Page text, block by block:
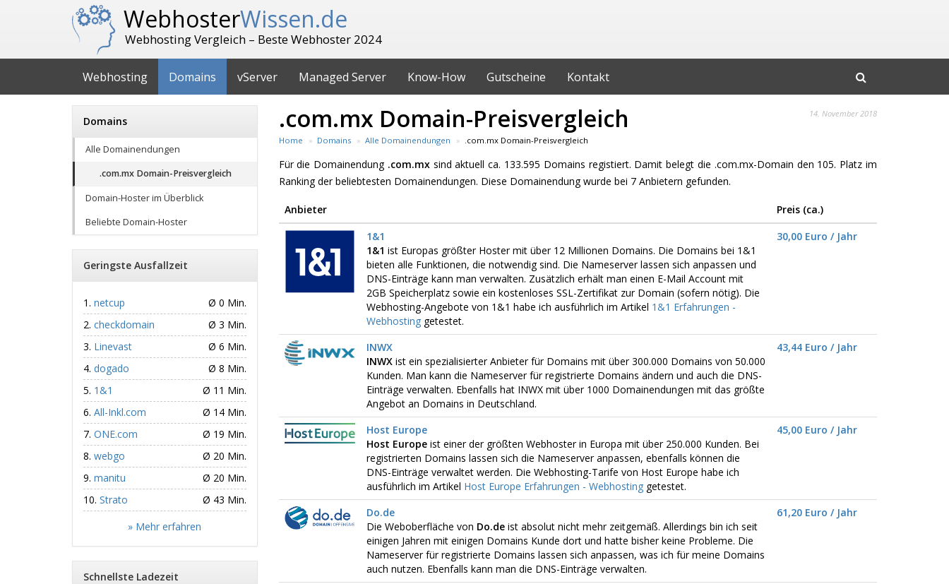
WebhosterWissen.de
Webhosting Vergleich – Beste Webhoster 2024
Webhosting Domains vServer Managed Server Know-How Gutscheine Kontakt
14. November 2018
.com.mx Domain-Preisvergleich
Home Domains Alle Domainendungen .com.mx Domain-Preisvergleich
Für die Domainendung .com.mxsind aktuell ca. 133.595 Domains registiert. Damit belegt die .com.mx-Domain den 105. Platz im
Ranking der beliebtesten Domainendungen. Diese Domainendung wurde bei 7 Anbietern gefunden.
Anbieter
Preis (ca.)
1&1
1&1 ist Europas größter Hoster mit über 12 Millionen Domains. Die Domains bei 1&1
bieten alle Funktionen, die notwendig sind. Die Nameserver lassen sich anpassen und
DNS-Einträge kann man verwalten. Zusätzlich erhält man einen E-Mail Account mit
2GB Speicherplatz sowie ein kostenloses SSL-Zertifikat zur Domain (sofern nötig). Die
Webhosting-Angebote von 1&1 habe ich ausführlich im Artikel 1&1 Erfahrungen -
Webhostinggetestet.
30,00 Euro / Jahr
INWX
INWXist ein spezialisierter Anbieter für Domains mit über 300.000 Domains von 50.000
Kunden. Man kann die Nameserver für registrierte Domains ändern und auch die DNS-
Einträge verwalten. Ebenfalls hat INWX mit über 1000 Domainendungen mit das größte
Angebot an Domains in Deutschland.
43,44 Euro / Jahr
Host Europe
Host Europeist einer der größten Webhoster in Europa mit über 250.000 Kunden. Bei
registrierten Domains lassen sich die Nameserver anpassen, ebenfalls können die
DNS-Einträge verwaltet werden. Die Webhosting-Tarife von Host Europe habe ich
ausführlich im Artikel Host Europe Erfahrungen - Webhostinggetestet.
45,00 Euro / Jahr
Do.de
Die Weboberfläche von Do.deist absolut nicht mehr zeitgemäß. Allerdings bin ich seit
einigen Jahren mit einigen Domains Kunde dort und hatte bisher keine Probleme. Die
Nameserver für registrierte Domains lassen sich anpassen, was ich für meine Domains
auch nutzen. Ebenfalls kann man die DNS-Einträge verwalten.
61,20 Euro / Jahr
Domains
Alle Domainendungen
.com.mx Domain-Preisvergleich
Domain-Hoster im Überblick
Beliebte Domain-Hoster
Geringste Ausfallzeit
netcup
Ø 0 Min.
checkdomain
Ø 3 Min.
Linevast
Ø 6 Min.
dogado
Ø 8 Min.
1&1
Ø 11 Min.
All-Inkl.com
Ø 14 Min.
ONE.com
Ø 19 Min.
webgo
Ø 20 Min.
manitu
Ø 20 Min.
Strato
Ø 43 Min.
» Mehr erfahren
Schnellste Ladezeit